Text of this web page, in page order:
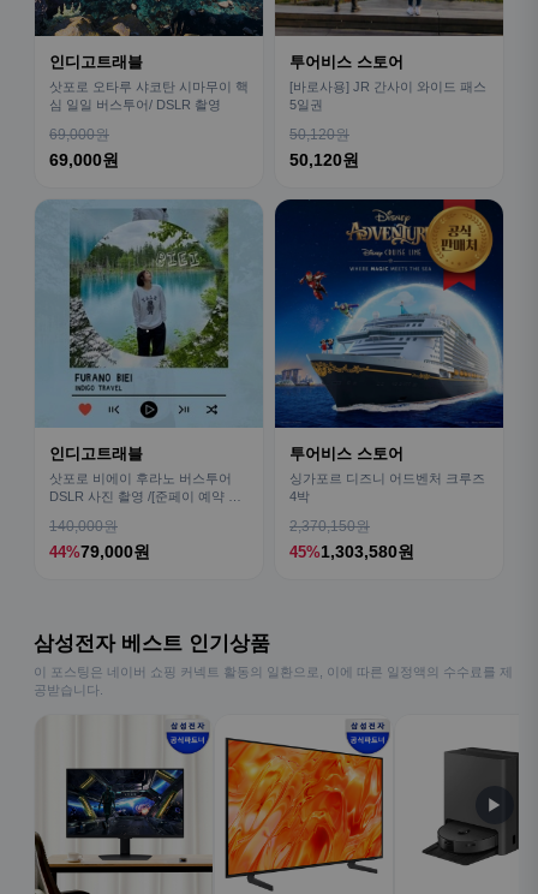
인디고트래블
삿포로 오타루 샤코탄 시마무이 핵
심 일일 버스투어/ DSLR 촬영
69,000원
69,000원
투어비스 스토어
[바로사용] JR 간사이 와이드 패스
5일권
50,120원
50,120원
인디고트래블
삿포로 비에이 후라노 버스투어
DSLR 사진 촬영 /[준페이 예약 식
140,000원
44%79,000원
투어비스 스토어
싱가포르 디즈니 어드벤처 크루즈
4박
2,370,150원
45%1,303,580원
삼성전자 베스트 인기상품
이 포스팅은 네이버 쇼핑 커넥트 활동의 일환으로, 이에 따른 일정액의 수수료를 제
공받습니다.
▶